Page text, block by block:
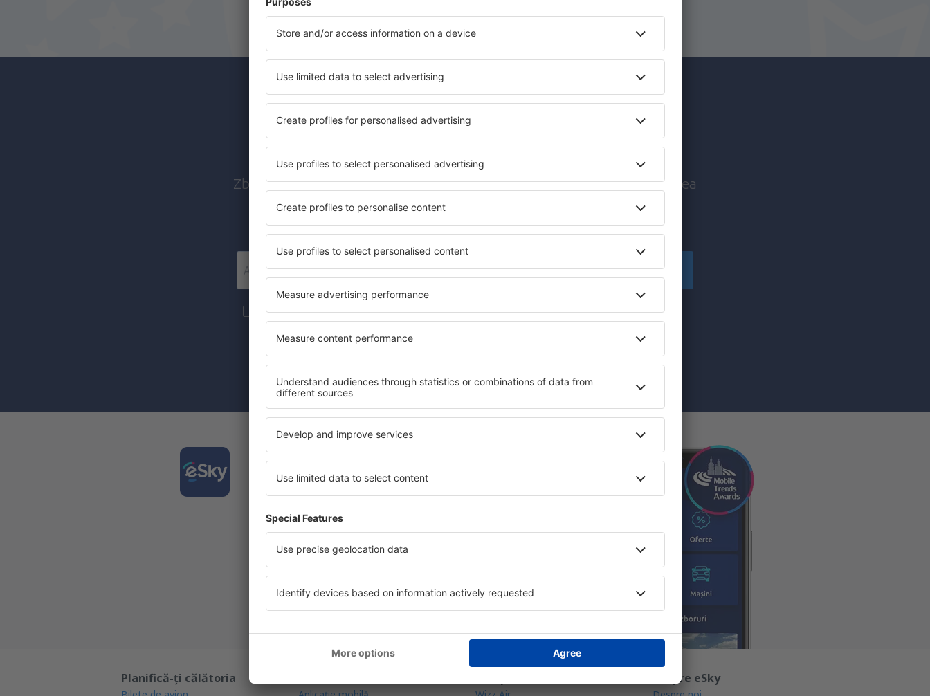
Explorează
Abonații la newsletter călătoresc mai
mult cu mai puțin
Zboruri ieftine, city break-uri, vacanțe – profită de ofertele unice înaintea
tuturor.
Trimitem doar ce e mai bun, pe cuvânt de turişti!
Înscriere
Mai multe călătorii la prețuri avantajoase în newsletter-ul nostru.Sunt de acord să primesc
materiale informaționale (sub formă de newsletter) de la eSky.pl S.A. la adresa de e-mail pe care am
furnizat-o.
Prin bifarea căsuței de mai sus, furnizarea adresei de e-mail și apăsarea butonului „Înscriere”
Descarcă aplicația noastră
și organizează-ţi convenabil
Cea mai bine evaluată aplicație din categoria călătoriilor
Noi oferte zilnice la îndemână
Toate rezervările tale într-un singur loc
Planifică-ți călătoria Despre eSky